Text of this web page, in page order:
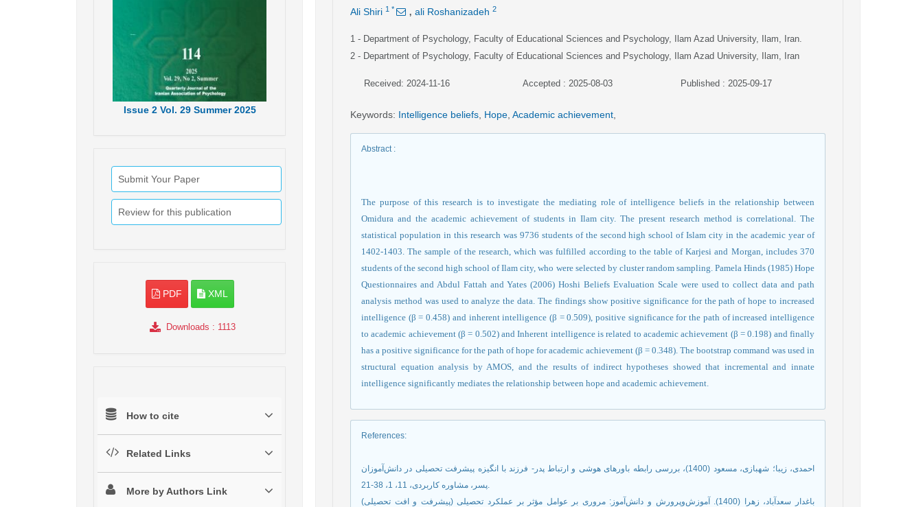
Issue2 Vol. 29 Summer 2025
Submit Your Paper
Review for this publication
PDF XML
Downloads : 1113
How to cite
Related Links
More by Authors Link
Ali Shiri 1 * , ali Roshanizadeh 2
1 - Department of Psychology, Faculty of Educational Sciences and Psychology, Ilam Azad University, Ilam, Iran.
2 - Department of Psychology, Faculty of Educational Sciences and Psychology, Ilam Azad University, Ilam, Iran
Received: 2024-11-16 Accepted : 2025-08-03 Published : 2025-09-17
Keywords: Intelligence beliefs Hope Academic achievement
Abstract:
The purpose of this research is to investigate the mediating role of intelligence beliefs in the relationship between
Omidura and the academic achievement of students in Ilam city. The present research method is correlational. The
statistical population in this research was 9736 students of the second high school of Islam city in the academic year of
1402-1403. The sample of the research, which was fulfilled according to the table of Karjesi and Morgan, includes 370
students of the second high school of Ilam city, who were selected by cluster random sampling. Pamela Hinds (1985) Hope
Questionnaires and Abdul Fattah and Yates (2006) Hoshi Beliefs Evaluation Scale were used to collect data and path
analysis method was used to analyze the data. The findings show positive significance for the path of hope to increased
intelligence (β = 0.458) and inherent intelligence (β = 0.509), positive significance for the path of increased intelligence
to academic achievement (β = 0.502) and Inherent intelligence is related to academic achievement (β = 0.198) and finally
has a positive significance for the path of hope for academic achievement (β = 0.348). The bootstrap command was used in
structural equation analysis by AMOS, and the results of indirect hypotheses showed that incremental and innate
intelligence significantly mediates the relationship between hope and academic achievement.
References:
احمدی، زیبا؛ شهبازی، مسعود (1400)، بررسی رابطه‌ باورهای هوشی و ارتباط پدر- فرزند با انگیزه پیشرفت تحصیلی در دانش‌آموزان
پسر، مشاوره کاربردی، 11، 1، 38-21.
باغدار سعدآباد، زهرا (1400). آموزش‌‌وپرورش و دانش‌‌آموز: مروری بر عوامل مؤثر بر عملکرد تحصیلی (پیشرفت و افت تحصیلی)